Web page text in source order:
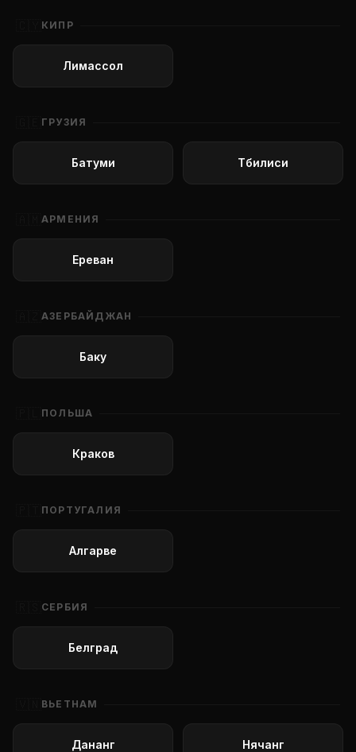
КИПР
Лимассол
ГРУЗИЯ
Батуми Тбилиси
АРМЕНИЯ
Ереван
АЗЕРБАЙДЖАН
Баку
ПОЛЬША
Краков
ПОРТУГАЛИЯ
Алгарве
СЕРБИЯ
Белград
ВЬЕТНАМ
Дананг Нячанг